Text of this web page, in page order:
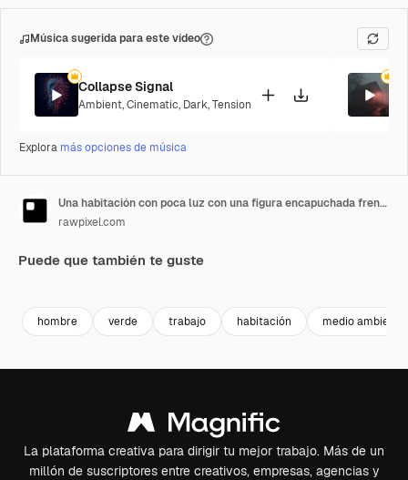
Música sugerida para este vídeo
Collapse Signal
Ambient,Cinematic, Dark,Tension
Explora más opciones de música
Una habitación con poca luz con una figura encapuchada frente a un ordenador, vista desde atrás
rawpixel.com
Puede que también te guste
hombre verde trabajo habitación medio ambiente
La plataforma creativa para dirigir tu mejor trabajo. Más de un
millón de suscriptores entre creativos, empresas, agencias y